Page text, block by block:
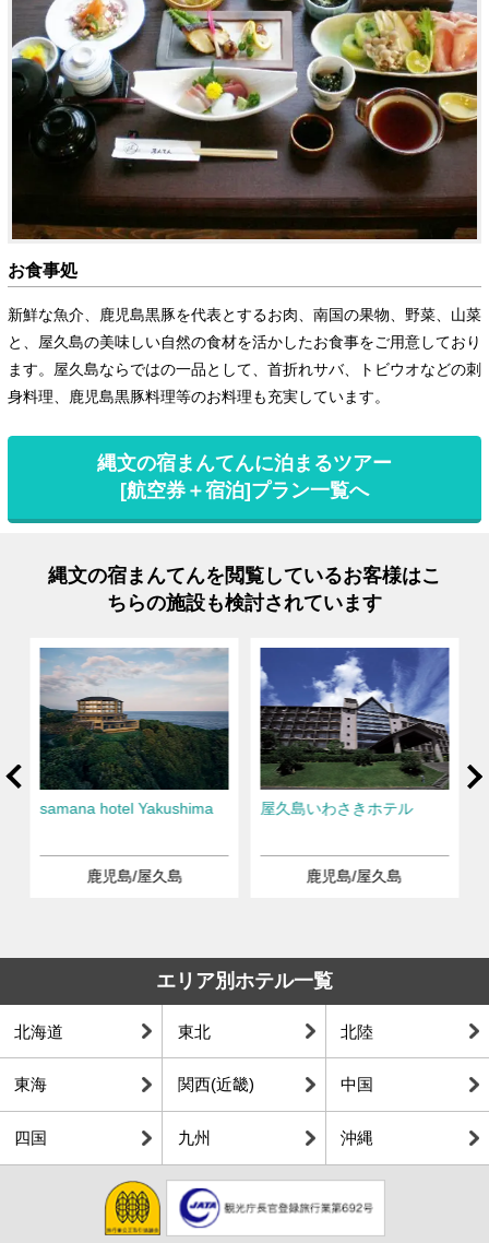
お食事処
新鮮な魚介、鹿児島黒豚を代表とするお肉、南国の果物、野菜、山菜
と、屋久島の美味しい自然の食材を活かしたお食事をご用意しており
ます。屋久島ならではの一品として、首折れサバ、トビウオなどの刺
身料理、鹿児島黒豚料理等のお料理も充実しています。
縄文の宿まんてんに泊まるツアー
[航空券＋宿泊]プラン一覧へ
縄文の宿まんてんを閲覧しているお客様はこ
ちらの施設も検討されています
samana hotel Yakushima
鹿児島/屋久島
屋久島いわさきホテル
鹿児島/屋久島
エリア別ホテル一覧
北海道 東北 北陸
東海 関西(近畿) 中国
四国 九州 沖縄